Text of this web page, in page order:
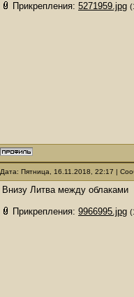
Прикрепления: 5271959.jpg
Дата: Пятница, 16.11.2018, 22:17 |
Внизу Литва между облаками
Прикрепления: 9966995.jpg